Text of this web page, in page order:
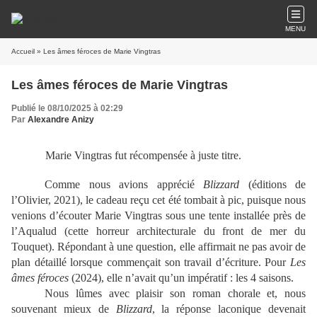
MENU
Accueil » Les âmes féroces de Marie Vingtras
Les âmes féroces de Marie Vingtras
Publié le 08/10/2025 à 02:29
Par Alexandre Anizy
Marie Vingtras fut récompensée à juste titre.
Comme nous avions apprécié Blizzard (éditions de
l’Olivier, 2021), le cadeau reçu cet été tombait à pic, puisque nous
venions d’écouter Marie Vingtras sous une tente installée près de
l’Aqualud (cette horreur architecturale du front de mer du
Touquet). Répondant à une question, elle affirmait ne pas avoir de
plan détaillé lorsque commençait son travail d’écriture. Pour Les
âmes féroces (2024), elle n’avait qu’un impératif : les 4 saisons.
Nous lûmes avec plaisir son roman chorale et, nous
souvenant mieux de Blizzard, la réponse laconique devenait